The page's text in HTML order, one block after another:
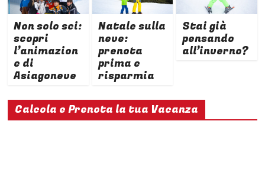
Non solo sci:
scopri
l’animazion
e di
Asiagoneve
Natale sulla
neve:
prenota
prima e
risparmia
Stai già
pensando
all’inverno?
Calcola e Prenota la tua Vacanza